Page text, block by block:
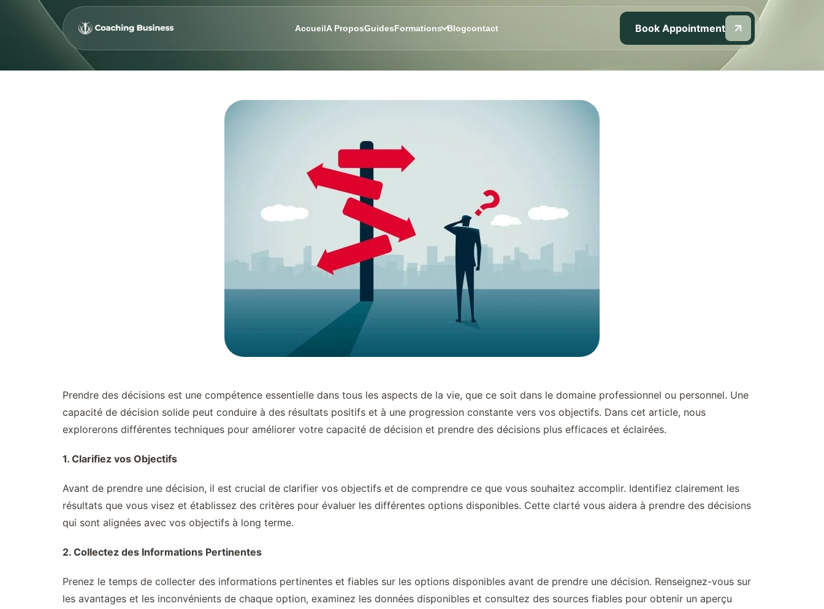
AccueilA ProposGuidesFormations Blogcontact Book Appointment
Prendre des décisions est une compétence essentielle dans tous les aspects de la vie, que ce soit dans le domaine professionnel ou personnel. Une
capacité de décision solide peut conduire à des résultats positifs et à une progression constante vers vos objectifs. Dans cet article, nous
explorerons différentes techniques pour améliorer votre capacité de décision et prendre des décisions plus efficaces et éclairées.
1. Clarifiez vos Objectifs
Avant de prendre une décision, il est crucial de clarifier vos objectifs et de comprendre ce que vous souhaitez accomplir. Identifiez clairement les
résultats que vous visez et établissez des critères pour évaluer les différentes options disponibles. Cette clarté vous aidera à prendre des décisions
qui sont alignées avec vos objectifs à long terme.
2. Collectez des Informations Pertinentes
Prenez le temps de collecter des informations pertinentes et fiables sur les options disponibles avant de prendre une décision. Renseignez-vous sur
les avantages et les inconvénients de chaque option, examinez les données disponibles et consultez des sources fiables pour obtenir un aperçu